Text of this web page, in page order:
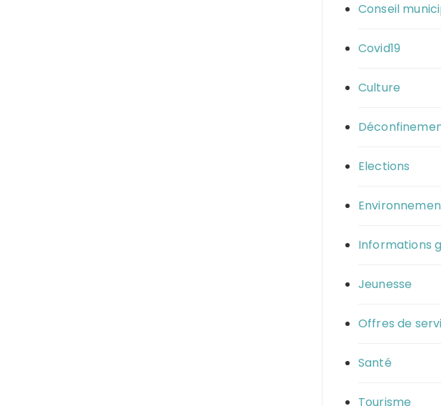
Conseil
Covid19
Culture
Elections
Informations
Jeunesse
Offres de
Santé
Tourisme